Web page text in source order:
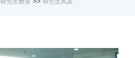
研究生教育 研究生风采